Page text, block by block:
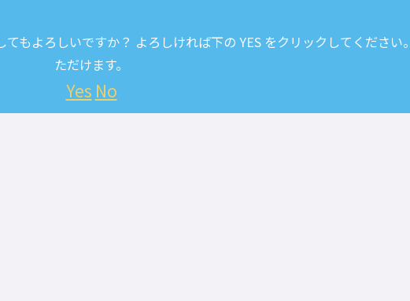
もよろしいですか？ よろしければ下の YES をクリックしてください
ただけます。
Yes No